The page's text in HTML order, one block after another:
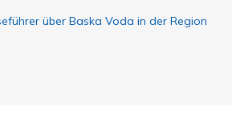
über Baska Voda in der Region